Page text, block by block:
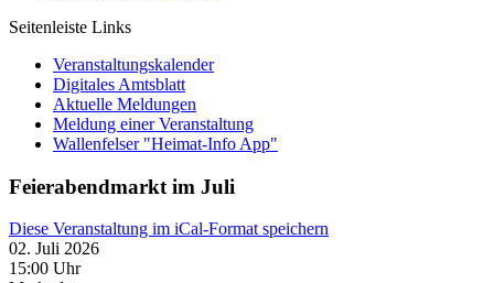
Seitenleiste Links
Veranstaltungskalender
Digitales Amtsblatt
Aktuelle Meldungen
Meldung einer Veranstaltung
Wallenfelser "Heimat-Info App"
Feierabendmarkt im Juli
Diese Veranstaltung im iCal-Format speichern
02. Juli 2026
15:00 Uhr